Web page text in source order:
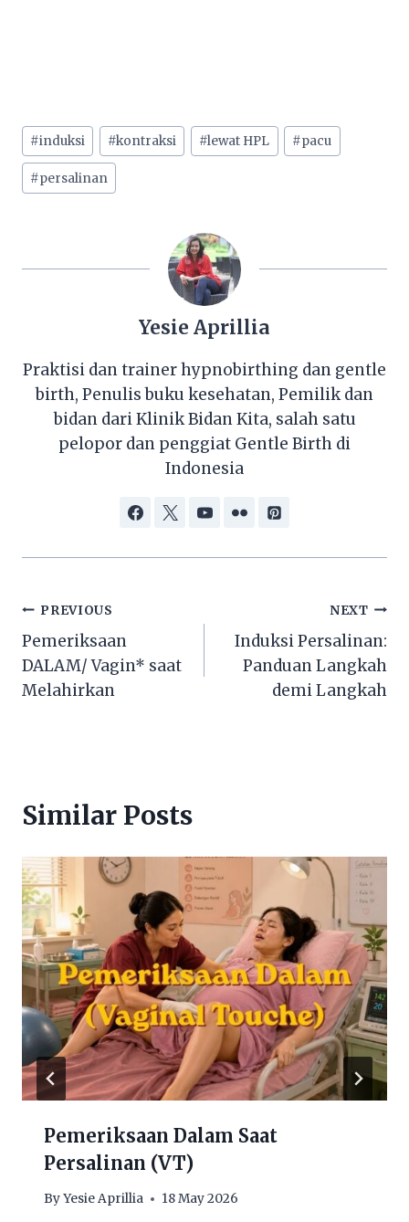
#induksi #kontraksi #lewat HPL #pacu
#persalinan
Yesie Aprillia
Praktisi dan trainer hypnobirthing dan gentle
birth, Penulis buku kesehatan, Pemilik dan
bidan dari Klinik Bidan Kita, salah satu
pelopor dan penggiat Gentle Birth di
Indonesia
PREVIOUS
Pemeriksaan
DALAM/ Vagin* saat
Melahirkan
NEXT
Induksi Persalinan:
Panduan Langkah
demi Langkah
Similar Posts
Pemeriksaan Dalam Saat
Persalinan (VT)
ByYesie Aprillia 18 May 2026